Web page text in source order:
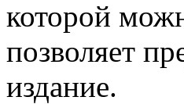
которой
позволяет
издание.